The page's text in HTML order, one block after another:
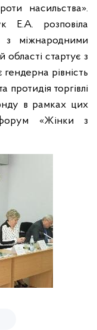
насильства».
розповіла
міжнародними
області стартує з
рівність
протидія торгівлі
в рамках цих
«Жінки з